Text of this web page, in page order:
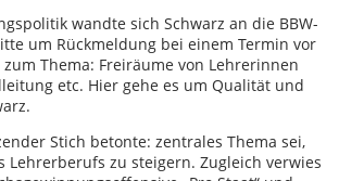
wandte sich Schwarz an die BBW-
um Rückmeldung bei einem Termin vor
Thema: Freiräume von Lehrerinnen
etc. Hier gehe es um Qualität und
Stich betonte: zentrales Thema sei,
Lehrerberufs zu steigern. Zugleich verwies